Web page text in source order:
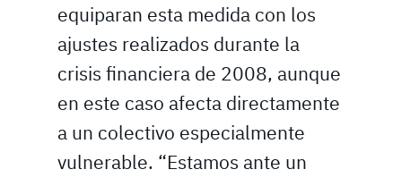
equiparan esta medida con los
ajustes realizados durante la
crisis financiera de 2008, aunque
en este caso afecta directamente
a un colectivo especialmente
vulnerable. “Estamos ante un